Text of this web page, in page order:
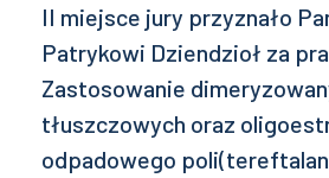
II miejsce jury przyznało
Patrykowi Dziendzioł za
Zastosowanie
tłuszczowych oraz
odpadowego